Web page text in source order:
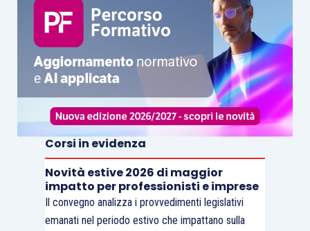
Corsi in evidenza
Novità estive 2026 di maggior
impatto per professionisti e imprese
Il convegno analizza i provvedimenti legislativi
emanati nel periodo estivo che impattano sulla